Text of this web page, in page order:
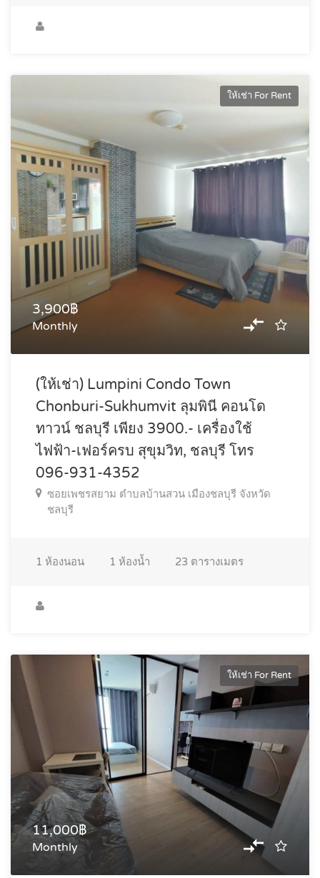
ให้เช่า For Rent
3,900฿
Monthly
(ให้เช่า) Lumpini Condo Town
Chonburi-Sukhumvit ลุมพินี คอนโด
ทาวน์ ชลบุรี เพียง 3900.- เครื่องใช้
ไฟฟ้า-เฟอร์ครบ สุขุมวิท, ชลบุรี โทร
096-931-4352
ซอยเพชรสยาม ตำบลบ้านสวน เมืองชลบุรี จังหวัด
ชลบุรี
1 ห้องนอน 1 ห้องน้ำ 23 ตารางเมตร
ให้เช่า For Rent
11,000฿
Monthly